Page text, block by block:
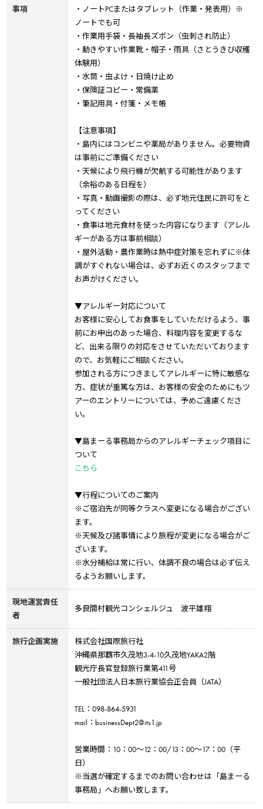
事項
・ノートPCまたはタブレット（作業・発表用）※
ノートでも可
・作業用手袋・長袖長ズボン（虫刺され防止）
・動きやすい作業靴・帽子・雨具（さとうきび収穫
体験用）
・水筒・虫よけ・日焼け止め
・保険証コピー・常備薬
・筆記用具・付箋・メモ帳
【注意事項】
・島内にはコンビニや薬局がありません。必要物資
は事前にご準備ください
・天候により飛行機が欠航する可能性があります
（余裕のある日程を）
・写真・動画撮影の際は、必ず地元住民に許可をと
ってください
・食事は地元食材を使った内容になります（アレル
ギーがある方は事前相談）
・屋外活動・農作業時は熱中症対策を忘れずに※体
調がすぐれない場合は、必ずお近くのスタッフまで
お声がけください。
▼アレルギー対応について
お客様に安心してお食事をしていただけるよう、事
前にお申出のあった場合、料理内容を変更するな
ど、出来る限りの対応をさせていただいております
ので、お気軽にご相談ください。
参加される方につきましてアレルギーに特に敏感な
方、症状が重篤な方は、お客様の安全のためにもツ
アーのエントリーについては、予めご遠慮くださ
い。
▼島まーる事務局からのアレルギーチェック項目に
ついて
こちら
▼行程についてのご案内
※ご宿泊先が同等クラスへ変更になる場合がござい
ます。
※天候及び諸事情により旅程が変更になる場合がご
ざいます。
※水分補給は常に行い、体調不良の場合は必ず伝え
るようお願いします。
現地運営責任
者
多良間村観光コンシェルジュ 波平雄翔
旅行企画実施
株式会社国際旅行社
沖縄県那覇市久茂地3-4-10久茂地YAKA2階
観光庁長官登録旅行業第411号
一般社団法人日本旅行業協会正会員（JATA）
TEL：098-864-5931
mail：businessDept2@its1.jp
営業時間：10：00～12：00/13：00～17：00（平
日）
※当選が確定するまでのお問い合わせは「島まーる
事務局」へお願い致します。